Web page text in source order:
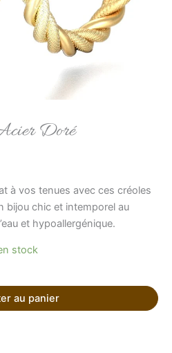
Doré
à vos tenues avec ces créoles
bijou chic et intemporel au
et hypoallergénique.
stock
au panier
virtuelle.
?